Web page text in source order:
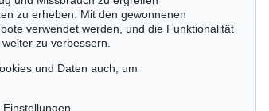
zu erheben. Mit den gewonnenen
verwendet werden, und die Funktionalität
zu verbessern.
und Daten auch, um